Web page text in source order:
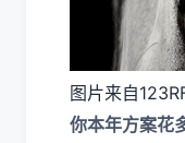
图片来自
你本年方案花